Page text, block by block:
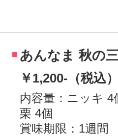
あんなま 秋の
￥1,200-（税込
内容量：ニッキ 4
栗 4個
賞味期限：1週間